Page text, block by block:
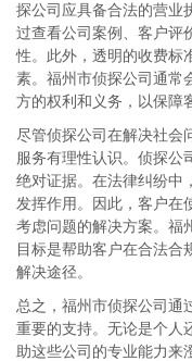
探公司应具备合法的营业
过查看公司案例、客户评
性。此外，透明的收费标
素。福州市侦探公司通常
方的权利和义务，以保障
尽管侦探公司在解决社会
服务有理性认识。侦探公
绝对证据。在法律纠纷中
发挥作用。因此，客户在
考虑问题的解决方案。福
目标是帮助客户在合法合
解决途径。
总之，福州市侦探公司通
重要的支持。无论是个人
助这些公司的专业能力来